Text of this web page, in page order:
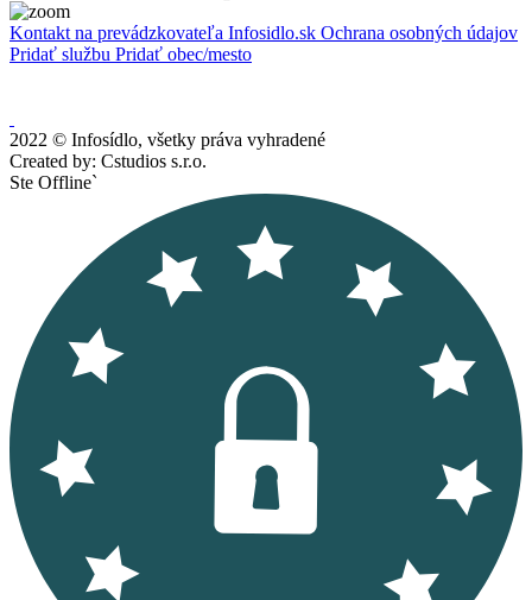
Kontakt na prevádzkovateľa Infosidlo.sk Ochrana osobných údajov
Pridať službu Pridať obec/mesto
2022 © Infosídlo, všetky práva vyhradené
Created by: Cstudios s.r.o.
Ste Offline`